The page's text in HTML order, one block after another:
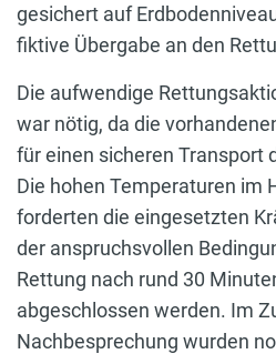
gesichert auf
fiktive Übergabe an den
Die aufwendige
war nötig, da die
für einen sicheren Transport
Die hohen Temperaturen im
forderten die eingesetzten
der anspruchsvollen
Rettung nach rund 30
abgeschlossen werden. Im
Nachbesprechung wurden